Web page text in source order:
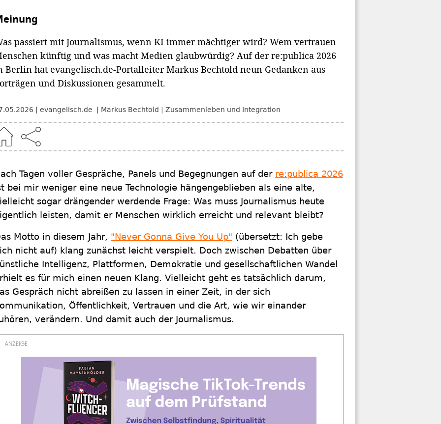
passiert mit Journalismus, wenn KI immer mächtiger wird? Wem vertrauen
künftig und was macht Medien glaubwürdig? Auf der re:publica 2026
Berlin hat evangelisch.de-Portalleiter Markus Bechtold neun Gedanken aus
und Diskussionen gesammelt.
evangelisch.de Markus Bechtold Zusammenleben und Integration
Tagen voller Gespräche, Panels und Begegnungen auf der re:publica 2026
bei mir weniger eine neue Technologie hängengeblieben als eine alte,
sogar drängender werdende Frage: Was muss Journalismus heute
leisten, damit er Menschen wirklich erreicht und relevant bleibt?
Motto in diesem Jahr, "Never Gonna Give You Up" (übersetzt: Ich gebe
nicht auf) klang zunächst leicht verspielt. Doch zwischen Debatten über
Intelligenz, Plattformen, Demokratie und gesellschaftlichen Wandel
es für mich einen neuen Klang. Vielleicht geht es tatsächlich darum,
Gespräch nicht abreißen zu lassen in einer Zeit, in der sich
Öffentlichkeit, Vertrauen und die Art, wie wir einander
verändern. Und damit auch der Journalismus.